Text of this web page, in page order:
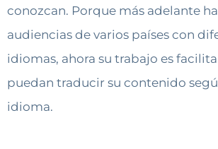
conozcan. Porque más adelante
audiencias de varios países con
idiomas, ahora su trabajo es
puedan traducir su contenido
idioma.